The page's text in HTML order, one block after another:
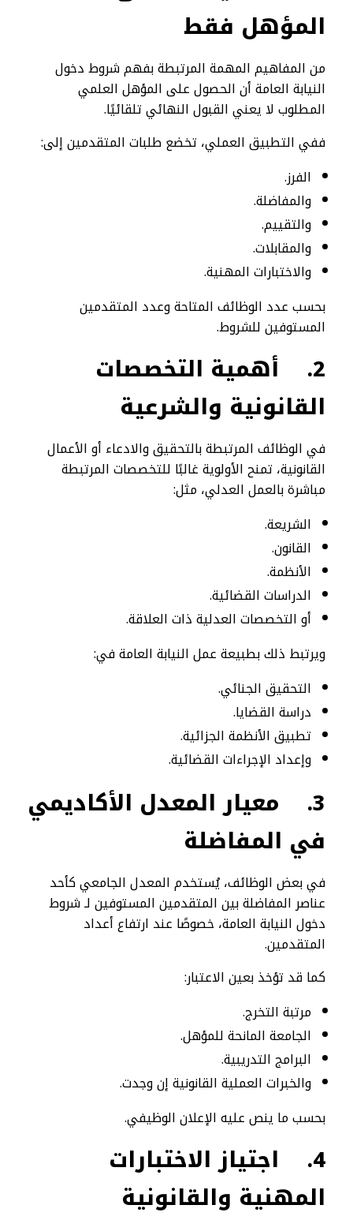
المؤهل فقط
من المفاهيم المهمة المرتبطة بفهم شروط دخول
النيابة العامة أن الحصول على المؤهل العلمي
المطلوب لا يعني القبول النهائي تلقائيًا.
ففي التطبيق العملي، تخضع طلبات المتقدمين إلى:
الفرز.
والمفاضلة.
والتقييم.
والمقابلات.
والاختبارات المهنية.
بحسب عدد الوظائف المتاحة وعدد المتقدمين
المستوفين للشروط.
2.
أهمية التخصصات
القانونية والشرعية
في الوظائف المرتبطة بالتحقيق والادعاء أو الأعمال
القانونية، تمنح الأولوية غالبًا للتخصصات المرتبطة
مباشرة بالعمل العدلي، مثل:
الشريعة.
القانون.
الأنظمة.
الدراسات القضائية.
أو التخصصات العدلية ذات العلاقة.
ويرتبط ذلك بطبيعة عمل النيابة العامة في:
التحقيق الجنائي.
دراسة القضايا.
تطبيق الأنظمة الجزائية.
وإعداد الإجراءات القضائية.
3.
معيار المعدل الأكاديمي
في المفاضلة
في بعض الوظائف، يُستخدم المعدل الجامعي كأحد
عناصر المفاضلة بين المتقدمين المستوفين لـ شروط
دخول النيابة العامة، خصوصًا عند ارتفاع أعداد
المتقدمين.
كما قد تؤخذ بعين الاعتبار:
مرتبة التخرج.
الجامعة المانحة للمؤهل.
البرامج التدريبية.
والخبرات العملية القانونية إن وجدت.
بحسب ما ينص عليه الإعلان الوظيفي.
4.
اجتياز الاختبارات
المهنية والقانونية